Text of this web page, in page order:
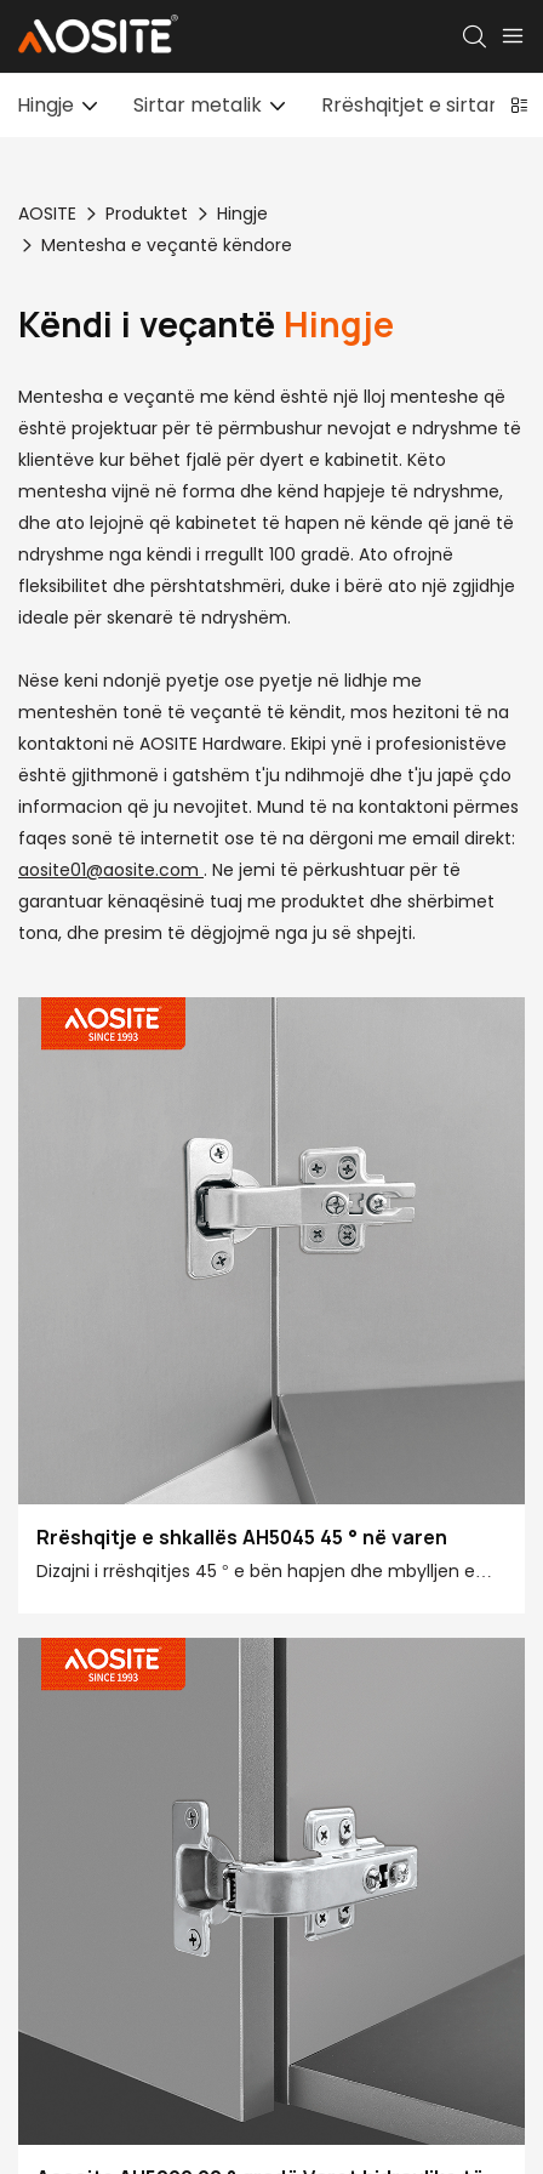
Hingje Sirtar metalik Rrëshqitjet e sirtarit
AOSITE Produktet
Hingje
Mentesha e veçantë këndore
Këndi i veçantë Hingje
Mentesha e veçantë me kënd është një lloj menteshe që
është projektuar për të përmbushur nevojat e ndryshme të
klientëve kur bëhet fjalë për dyert e kabinetit. Këto
mentesha vijnë në forma dhe kënd hapjeje të ndryshme,
dhe ato lejojnë që kabinetet të hapen në kënde që janë të
ndryshme nga këndi i rregullt 100 gradë. Ato ofrojnë
fleksibilitet dhe përshtatshmëri, duke i bërë ato një zgjidhje
ideale për skenarë të ndryshëm.
Nëse keni ndonjë pyetje ose pyetje në lidhje me
menteshën tonë të veçantë të këndit, mos hezitoni të na
kontaktoni në AOSITE Hardware. Ekipi ynë i profesionistëve
është gjithmonë i gatshëm t'ju ndihmojë dhe t'ju japë çdo
informacion që ju nevojitet. Mund të na kontaktoni përmes
faqes sonë të internetit ose të na dërgoni me email direkt:
aosite01@aosite.com . Ne jemi të përkushtuar për të
garantuar kënaqësinë tuaj me produktet dhe shërbimet
tona, dhe presim të dëgjojmë nga ju së shpejti.
Rrëshqitje e shkallës AH5045 45 ° në varen
Dizajni i rrëshqitjes 45 ° e bën hapjen dhe mbylljen e
përshtatshëm, dhe veshja e dëshpëruar e ndryshkut
siguron qëndrueshmëri afatgjatë. Zgjidhni këtë varen
për ta bërë operacionin e dyerve të kabinetit më të
butë dhe përvojë në shtëpi më elegante